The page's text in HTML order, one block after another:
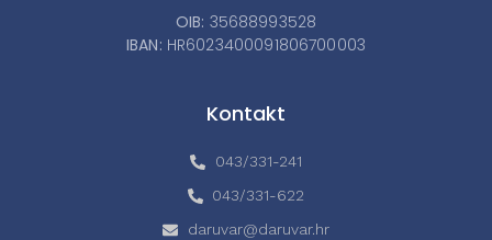
OIB: 35688993528
IBAN: HR6023400091806700003
Kontakt
043/331-241
043/331-622
daruvar@daruvar.hr